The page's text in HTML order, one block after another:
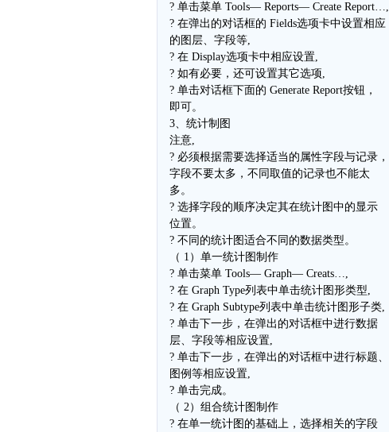
? 单击菜单 Tools— Reports— Create Report…,
? 在弹出的对话框的 Fields选项卡中设置相应
的图层、字段等,
? 在 Display选项卡中相应设置,
? 如有必要，还可设置其它选项,
? 单击对话框下面的 Generate Report按钮，
即可。
3、统计制图
注意,
? 必须根据需要选择适当的属性字段与记录，
字段不要太多，不同取值的记录也不能太
多。
? 选择字段的顺序决定其在统计图中的显示
位置。
? 不同的统计图适合不同的数据类型。
（ 1）单一统计图制作
? 单击菜单 Tools— Graph— Creats…,
? 在 Graph Type列表中单击统计图形类型,
? 在 Graph Subtype列表中单击统计图形子类,
? 单击下一步，在弹出的对话框中进行数据
层、字段等相应设置,
? 单击下一步，在弹出的对话框中进行标题、
图例等相应设置,
? 单击完成。
（ 2）组合统计图制作
? 在单一统计图的基础上，选择相关的字段